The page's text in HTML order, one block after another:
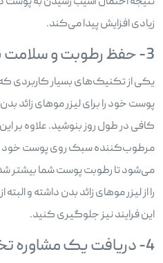
زیادی افزایش پیدا می‌کند.
3- حفظ رطوبت و سلامت پوست
یکی از تکنیک‌های بسیار کاربردی
پوست خود را برای لیزر موهای زائد
کافی در طول روز بنوشید. علاوه بر
مرطوب‌کننده سبک روی پوست خود
می‌شود تا رطوبت پوست شما بیشتر
را از لیزر موهای زائد بدن داشته و
این فرایند نیز جلوگیری کنید.
4- دریافت یک مشاوره تخصصی پیش از لیزر